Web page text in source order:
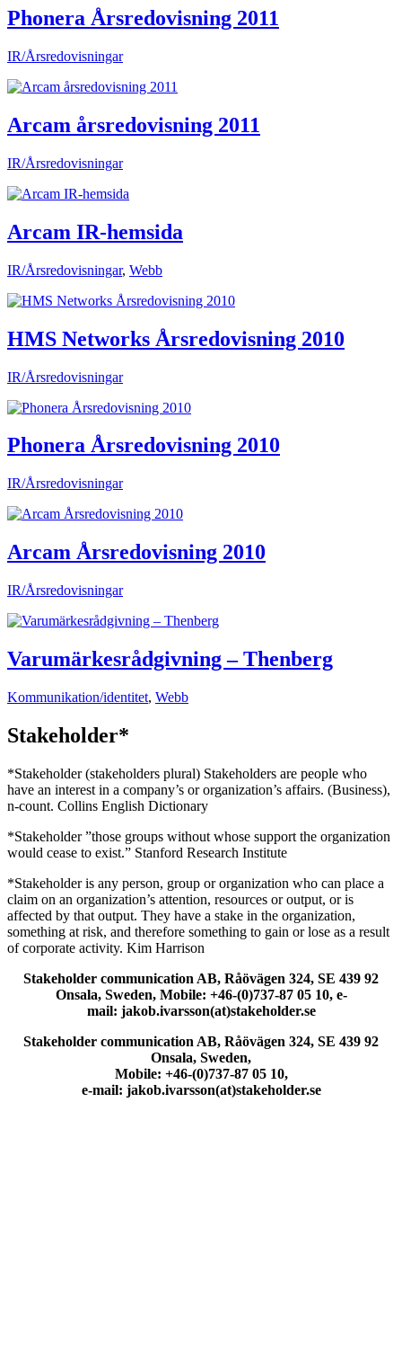
Phonera Årsredovisning 2011
IR/Årsredovisningar
Arcam årsredovisning 2011
IR/Årsredovisningar
Arcam IR-hemsida
IR/Årsredovisningar, Webb
HMS Networks Årsredovisning 2010
IR/Årsredovisningar
Phonera Årsredovisning 2010
IR/Årsredovisningar
Arcam Årsredovisning 2010
IR/Årsredovisningar
Varumärkesrådgivning – Thenberg
Kommunikation/identitet, Webb
Stakeholder*
*Stakeholder (stakeholders plural) Stakeholders are people who
have an interest in a company’s or organization’s affairs. (Business),
n-count. Collins English Dictionary
*Stakeholder ”those groups without whose support the organization
would cease to exist.” Stanford Research Institute
*Stakeholder is any person, group or organization who can place a
claim on an organization’s attention, resources or output, or is
affected by that output. They have a stake in the organization,
something at risk, and therefore something to gain or lose as a result
of corporate activity. Kim Harrison
Stakeholder communication AB, Råövägen 324, SE 439 92
Onsala, Sweden, Mobile: +46-(0)737-87 05 10, e-
mail: jakob.ivarsson(at)stakeholder.se
Stakeholder communication AB, Råövägen 324, SE 439 92
Onsala, Sweden,
Mobile: +46-(0)737-87 05 10,
e-mail: jakob.ivarsson(at)stakeholder.se